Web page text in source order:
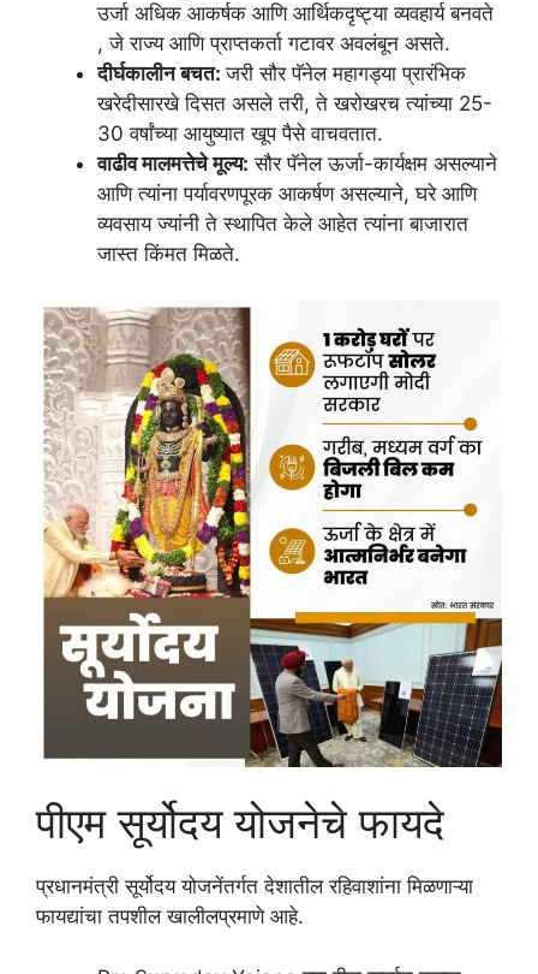
उर्जा अधिक आकर्षक आणि आर्थिकदृष्ट्या व्यवहार्य बनवते
, जे राज्य आणि प्राप्तकर्ता गटावर अवलंबून असते.
दीर्घकालीन बचत:जरी सौर पॅनेल महागड्या प्रारंभिक
खरेदीसारखे दिसत असले तरी, ते खरोखरच त्यांच्या 25-
30 वर्षांच्या आयुष्यात खूप पैसे वाचवतात.
वाढीव मालमत्तेचे मूल्य: सौर पॅनेल ऊर्जा-कार्यक्षम असल्याने
आणि त्यांना पर्यावरणपूरक आकर्षण असल्याने, घरे आणि
व्यवसाय ज्यांनी ते स्थापित केले आहेत त्यांना बाजारात
जास्त किंमत मिळते.
पीएम सूर्योदय योजनेचे फायदे
प्रधानमंत्री सूर्योदय योजनेंतर्गत देशातील रहिवाशांना मिळणाऱ्या
फायद्यांचा तपशील खालीलप्रमाणे आहे.